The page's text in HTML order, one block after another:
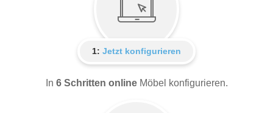
1: Jetzt konfigurieren
In 6 Schritten online Möbel konfigurieren.